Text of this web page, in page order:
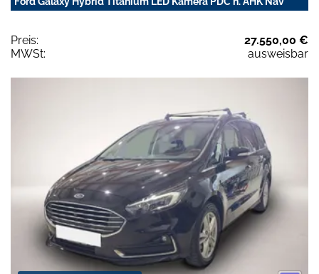
Preis:
27.550,00 €
MWSt:
ausweisbar